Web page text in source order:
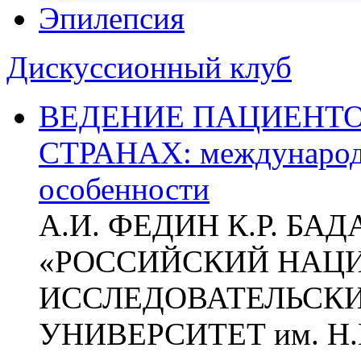
Эпилепсия
Дискуссионный клуб
ВЕДЕНИЕ
СТРАНАХ:
особенности
А.И. ФЕДИН К.Р.
«РОССИЙСКИЙ
УНИВЕРСИТЕТ им.